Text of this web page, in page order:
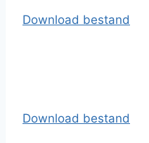
Download bestand
Download bestand